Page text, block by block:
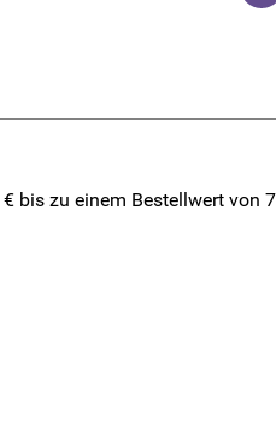
bis zu einem Bestellwert von